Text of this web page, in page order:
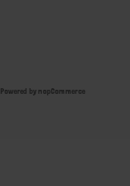
Powered by nopCommerce